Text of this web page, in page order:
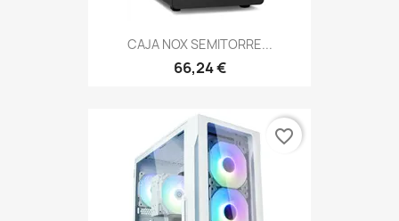
CAJA NOX SEMITORRE...
66,24 €
favorite_border